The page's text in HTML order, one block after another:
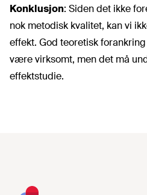
Konklusjon: Siden det ikke
nok metodisk kvalitet, kan vi
effekt. God teoretisk
være virksomt, men det må
effektstudie.